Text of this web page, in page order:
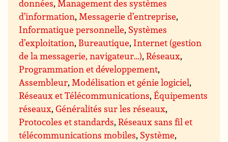
données, Management des systèmes
d’information, Messagerie d’entreprise,
Informatique personnelle, Systèmes
d’exploitation, Bureautique, Internet (gestion
de la messagerie, navigateur…),Réseaux,
Programmation et développement,
Assembleur, Modélisation et génie logiciel,
Réseaux et Télécommunications,Équipements
réseaux,Généralités sur les réseaux,
Protocoles et standards,Réseaux sans fil et
télécommunications mobiles, Système,